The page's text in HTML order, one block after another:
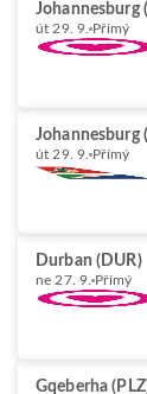
Johannesburg
út 29. 9. Přímý
Johannesburg
út 29. 9. Přímý
Durban (DUR)
ne 27. 9. Přímý
Gqeberha